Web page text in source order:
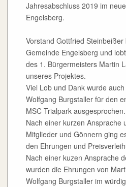
Jahresabschluss 2019 im
Engelsberg.
Vorstand Gottfried
Gemeinde Engelsberg und
des 1. Bürgermeisters Martin
unseres Projektes.
Viel Lob und Dank wurde
Wolfgang Burgstaller für den
MSC Trialpark ausgesprochen.
Nach einer kurzen Ansprache
Mitglieder und Gönnern ging
den Ehrungen und
Nach einer kuzen Ansprache
wurden die Ehrungen von
Wolfgang Burgstaller im